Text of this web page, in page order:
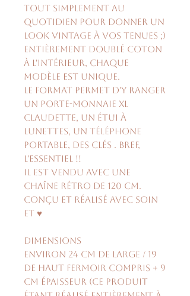
tout simplement au
quotidien pour donner un
look vintage à vos tenues ;)
Entièrement doublé coton
à l'intérieur, chaque
modèle est unique.
Le format permet d'y ranger
un porte-monnaie XL
Claudette, un étui à
lunettes, un téléphone
portable, des clés . Bref,
l'essentiel !!
Il est vendu avec une
chaîne rétro de 120 cm.
Conçu et réalisé avec soin
et ♥
Dimensions
environ 24 cm de large / 19
de haut fermoir compris + 9
cm épaisseur (ce produit